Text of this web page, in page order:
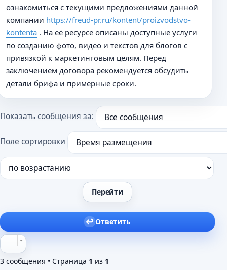
и
т
а
н
н
о
е
о
о
щ
и
е
ознакомиться с текущими предложениями данной
компании https://freud-pr.ru/kontent/proizvodstvo-
kontenta . На её ресурсе описаны доступные услуги
по созданию фото, видео и текстов для блогов с
привязкой к маркетинговым целям. Перед
заключением договора рекомендуется обсудить
детали брифа и примерные сроки.
Показать сообщения за:
Поле сортировки
Ответить
3 сообщения • Страница 1 из 1